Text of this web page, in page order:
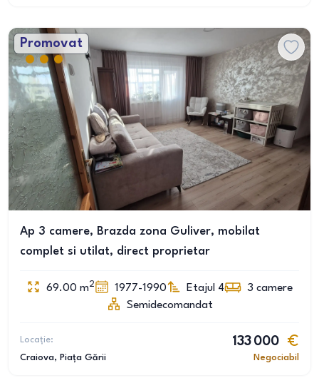
Promovat
Ap 3 camere, Brazda zona Guliver, mobilat
complet si utilat, direct proprietar
69.00 m2 1977-1990 Etajul 4 3 camere
Semidecomandat
Locație:
Craiova, Piața Gării
133 000
Negociabil